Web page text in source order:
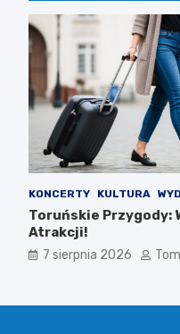
KONCERTY KULTURA
Toruńskie Przygody:
Atrakcji!
7 sierpnia 2026